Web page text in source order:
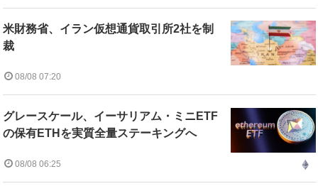
米財務省、イラン仮想通貨取引所2社を制
裁
08/08 07:20
グレースケール、イーサリアム・ミニETF
の保有ETHを実質全量ステーキングへ
08/08 06:25